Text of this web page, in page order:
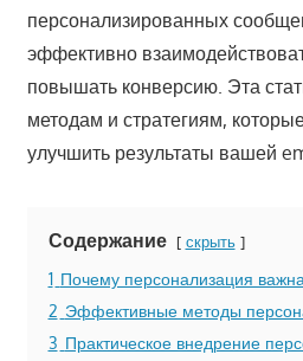
персонализированных
эффективно
повышать конверсию. Эта
методам и стратегиям,
улучшить результаты вашей
Содержание скрыть
1 Почему персонализация
2 Эффективные методы
3 Практическое внедрение